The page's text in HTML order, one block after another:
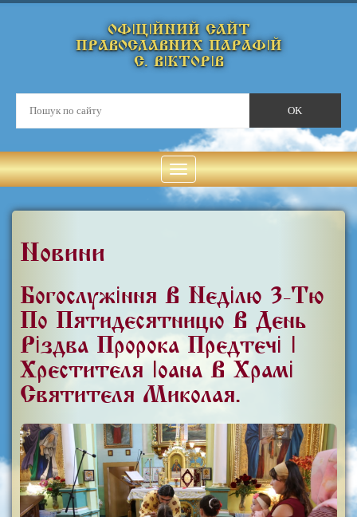
ОФІЦІЙНИЙ САЙТ
ПРАВОСЛАВНИХ ПАРАФІЙ
С. ВІКТОРІВ
Новини
Богослужіння В Неділю 3-Тю
По Пятидесятницю В День
Різдва Пророка Предтечі І
Хрестителя Іоана В Храмі
Святителя Миколая.